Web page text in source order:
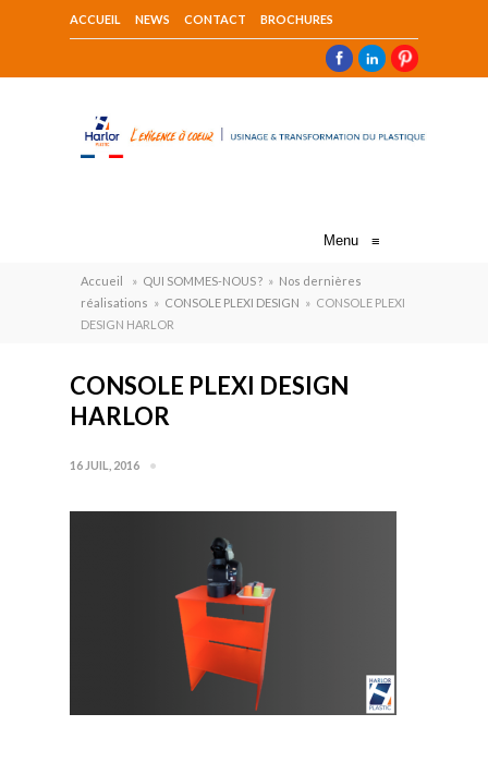
ACCUEIL NEWS CONTACT BROCHURES
Menu ≡
Accueil » QUI SOMMES-NOUS ? » Nos dernières
réalisations » CONSOLE PLEXI DESIGN » CONSOLE PLEXI
DESIGN HARLOR
CONSOLE PLEXI DESIGN
HARLOR
16 JUIL, 2016